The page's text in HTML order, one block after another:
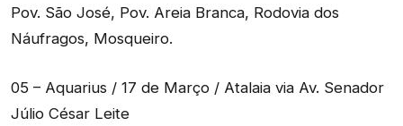
Pov. São José, Pov. Areia Branca, Rodovia dos
Náufragos, Mosqueiro.
05 – Aquarius / 17 de Março / Atalaia via Av. Senador
Júlio César Leite